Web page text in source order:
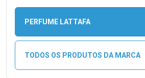
PERFUME LATTAFA
TODOS OS PRODUTOS DA MARCA